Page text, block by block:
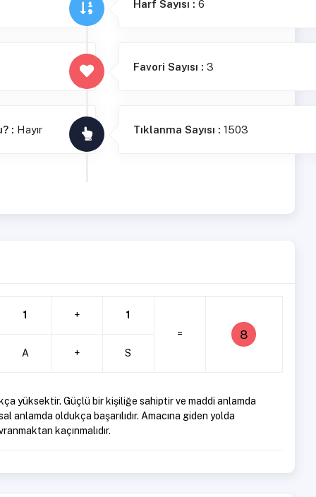
: Hayır
Harf Sayısı :6
Favori Sayısı :3
Tıklanma Sayısı :1503
1 +
1
=
8
A + S
yüksektir. Güçlü bir kişiliğe sahiptir ve maddi anlamda
anlamda oldukça başarılıdır. Amacına giden yolda
kaçınmalıdır.